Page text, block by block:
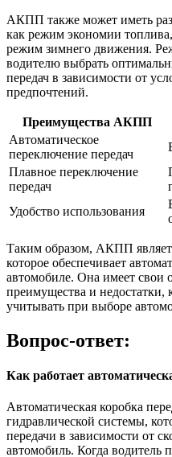
АКПП также может иметь
как режим экономии
режим зимнего движения.
водителю выбрать
передач в зависимости от
предпочтений.
Преимущества АКПП
Автоматическое
переключение передач
Плавное переключение
передач
Удобство использования
Таким образом, АКПП
которое обеспечивает
автомобиле. Она имеет свои
преимущества и недостатки,
учитывать при выборе
Вопрос-ответ:
Как работает
Автоматическая коробка
гидравлической системы,
передачи в зависимости от
автомобиль. Когда водитель